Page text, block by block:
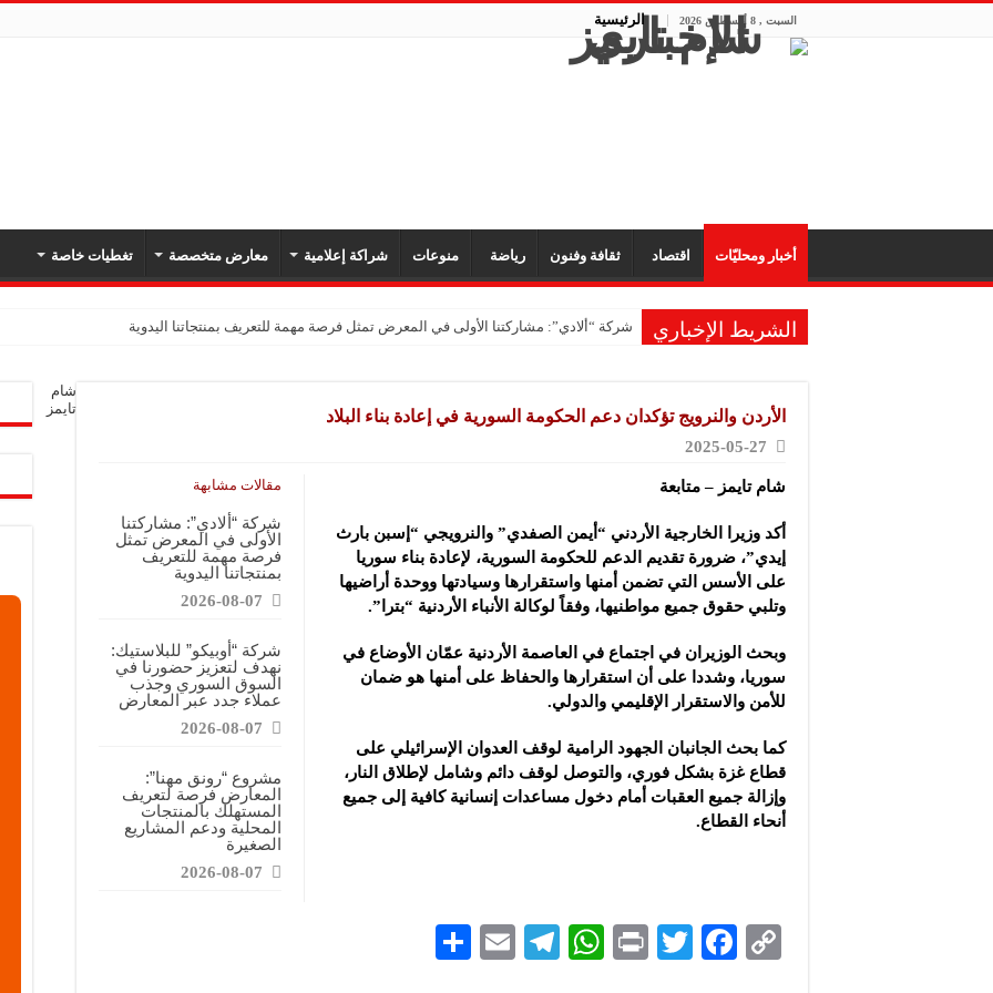
السبت , 8 أغسطس 2026 الرئيسية
أخبار ومحليّات اقتصاد ثقافة وفنون رياضة منوعات شراكة إعلامية معارض متخصصة تغطيات خاصة
الشريط الإخباري شركة “ألادي”: مشاركتنا الأولى في المعرض تمثل فرصة مهمة للتعريف بمنتجاتنا اليدوية
مشروع “رونق مهنا”: المعارض فرصة لتعريف المستهلك بالمنتجات المحلية ودعم المشاريع الصغيرة
موقع “نيوز بيردز”: مشاركتنا في المعرض تهدف إلى الترويج للموقع وتعزيز حضوره الإعلامي
شركة “قمم الجودة للمعدات الصناعية”: شاركنا بالمعرض لدعم مرحلة إعادة الإعمار في سوريا
الأردن والنرويج تؤكدان دعم الحكومة السورية في إعادة بناء البلاد
2025-05-27
مقالات مشابهة
شركة “ألادي”: مشاركتنا
الأولى في المعرض تمثل
فرصة مهمة للتعريف
بمنتجاتنا اليدوية
2026-08-07
شركة “أوبيكو” للبلاستيك:
نهدف لتعزيز حضورنا في
السوق السوري وجذب
عملاء جدد عبر المعارض
2026-08-07
مشروع “رونق مهنا”:
المعارض فرصة لتعريف
المستهلك بالمنتجات
المحلية ودعم المشاريع
الصغيرة
2026-08-07
شام تايمز – متابعة
أكد وزيرا الخارجية الأردني “أيمن الصفدي” والنرويجي “إسبن بارث
إيدي”، ضرورة تقديم الدعم للحكومة السورية، لإعادة بناء سوريا
على الأسس التي تضمن أمنها واستقرارها وسيادتها ووحدة أراضيها
وتلبي حقوق جميع مواطنيها، وفقاً لوكالة الأنباء الأردنية “بترا”.
وبحث الوزيران في اجتماع في العاصمة الأردنية عمّان الأوضاع في
سوريا، وشددا على أن استقرارها والحفاظ على أمنها هو ضمان
للأمن والاستقرار الإقليمي والدولي.
كما بحث الجانبان الجهود الرامية لوقف العدوان الإسرائيلي على
قطاع غزة بشكل فوري، والتوصل لوقف دائم وشامل لإطلاق النار،
وإزالة جميع العقبات أمام دخول مساعدات إنسانية كافية إلى جميع
أنحاء القطاع.
C
F
T
P
W
Te
E
شام
تايمز